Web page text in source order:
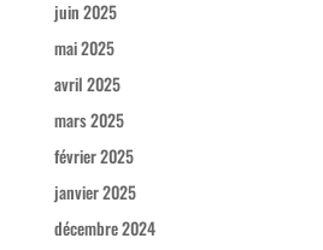
juin 2025
mai 2025
avril 2025
mars 2025
février 2025
janvier 2025
décembre 2024